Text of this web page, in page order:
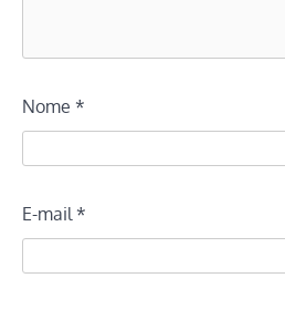
Nome *
E-mail*